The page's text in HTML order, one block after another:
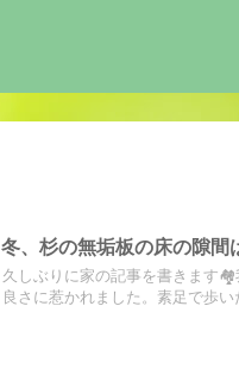
冬、杉の無垢板の床の隙間
久しぶりに家の記事を書きます🏘
良さに惹かれました。素足で歩い